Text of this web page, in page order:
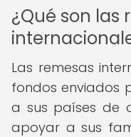
¿Qué son las
Las remesas
fondos enviados
a sus países de
apoyar a sus